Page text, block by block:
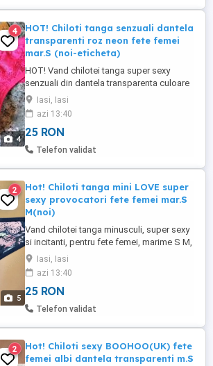
4
4
HOT! Chiloti tanga senzuali dantela
transparenti roz neon fete femei
mar.S (noi-eticheta)
HOT! Vand chilotei tanga super sexy
senzuali din dantela transparenta culoare
roz neon, pentru fete femei, marime S,
absolut noi, cu eticheta. Minusculi,
transparenti, elastici, calitativi si foarte
comozi, se vor mula perfect formelor tale.
Compozitie: 90% Nylon, 10% Spandex.
Iasi, Iasi
azi 13:40
25 RON
Telefon validat
5
2
Hot! Chiloti tanga mini LOVE super
sexy provocatori fete femei mar.S
M(noi)
Vand chilotei tanga minusculi, super sexy
si incitanti, pentru fete femei, marime S M,
absolut noi. Culoare albastru cu
imprimeuri alb-roz inimioare LOVE, cu
fundita mica pe banda elastica. Foarte
elastici si confortabili, materiale de buna
calitate, placuti la atingere. Compozitie:
Iasi, Iasi
azi 13:40
25 RON
Telefon validat
2
Hot! Chiloti sexy BOOHOO(UK) fete
femei albi dantela transparenti m.S